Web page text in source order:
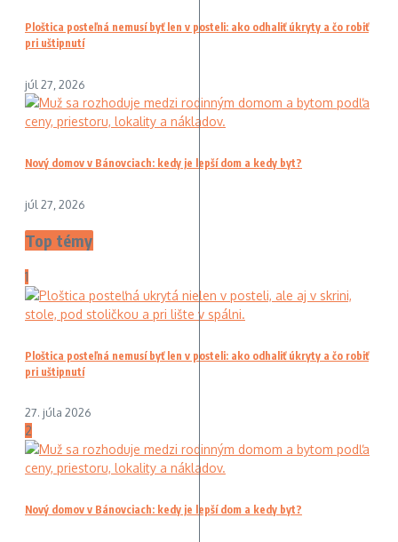
Ploštica posteľná nemusí byť len v posteli: ako odhaliť úkryty a čo robiť
pri uštipnutí
júl 27, 2026
Nový domov v Bánovciach: kedy je lepší dom a kedy byt?
júl 27, 2026
Top témy
1
Ploštica posteľná nemusí byť len v posteli: ako odhaliť úkryty a čo robiť
pri uštipnutí
27. júla 2026
2
Nový domov v Bánovciach: kedy je lepší dom a kedy byt?